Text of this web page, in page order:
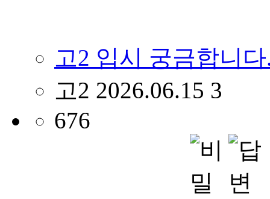
고2 입시 궁금합니
고2 2026.06.15 3
676